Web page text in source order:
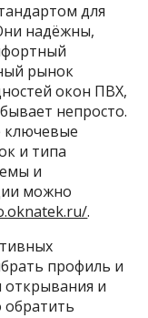
для
надёжны,
рынок
окон ПВХ,
непросто.
ключевые
и типа
и
можно
.
профиль и
открывания и
обратить